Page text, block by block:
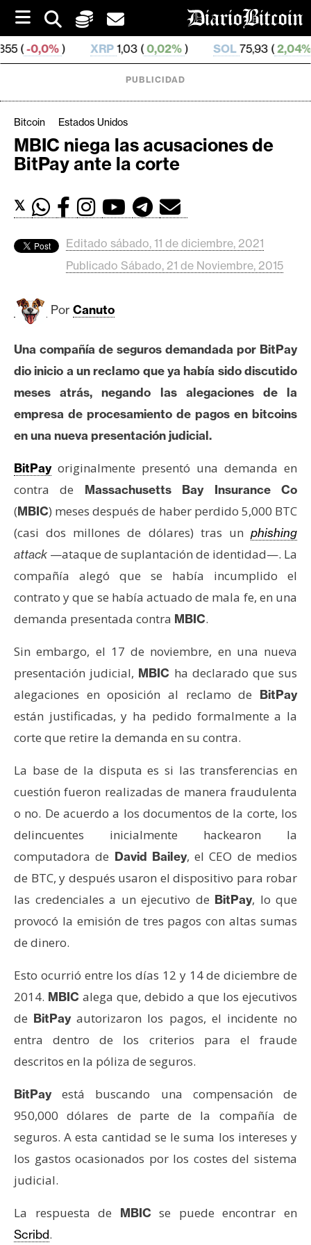
i
p
t
o
) XRP1,03 (0,02%) SOL75,93 (2,04%)
C
r
p
o
c
d
o
B
t
i
n
E
t
h
r
e
u
A
A
n
á
l
s
i
s
N
o
t
a
s
e
P
e
n
s
PUBLICIDAD
Bitcoin Estados Unidos
MBIC niega las acusaciones de
BitPay ante la corte
𝕏
Editado sábado, 11 de diciembre, 2021
Publicado Sábado, 21 de Noviembre, 2015
Por Canuto
Una compañía de seguros demandada por BitPay
dio inicio a un reclamo que ya había sido discutido
meses atrás, negando las alegaciones de la
empresa de procesamiento de pagos en bitcoins
en una nueva presentación judicial.
BitPayoriginalmente presentó una demanda en
contra de
Massachusetts Bay Insurance Co
(MBIC) meses después de haber perdido 5,000 BTC
(casi dos millones de dólares) tras un phishing
attack —ataque de suplantación de identidad—. La
compañía alegó que se había incumplido el
contrato y que se había actuado de mala fe, en una
demanda presentada contra MBIC.
Sin embargo, el 17 de noviembre, en una nueva
presentación judicial, MBIC ha declarado que sus
alegaciones en oposición al reclamo de BitPay
están justificadas, y ha pedido formalmente a la
corte que retire la demanda en su contra.
La base de la disputa es si las transferencias en
cuestión fueron realizadas de manera fraudulenta
o no. De acuerdo a los documentos de la corte, los
delincuentes inicialmente hackearon la
computadora de David Bailey, el CEO de medios
de BTC, y después usaron el dispositivo para robar
las credenciales a un ejecutivo de BitPay, lo que
provocó la emisión de tres pagos con altas sumas
de dinero.
Esto ocurrió entre los días 12 y 14 de diciembre de
2014. MBIC alega que, debido a que los ejecutivos
de BitPayautorizaron los pagos, el incidente no
entra dentro de los criterios para el fraude
descritos en la póliza de seguros.
BitPayestá buscando una compensación de
950,000 dólares de parte de la compañía de
seguros. A esta cantidad se le suma los intereses y
los gastos ocasionados por los costes del sistema
judicial.
La respuesta de MBICse puede encontrar en
Scribd.